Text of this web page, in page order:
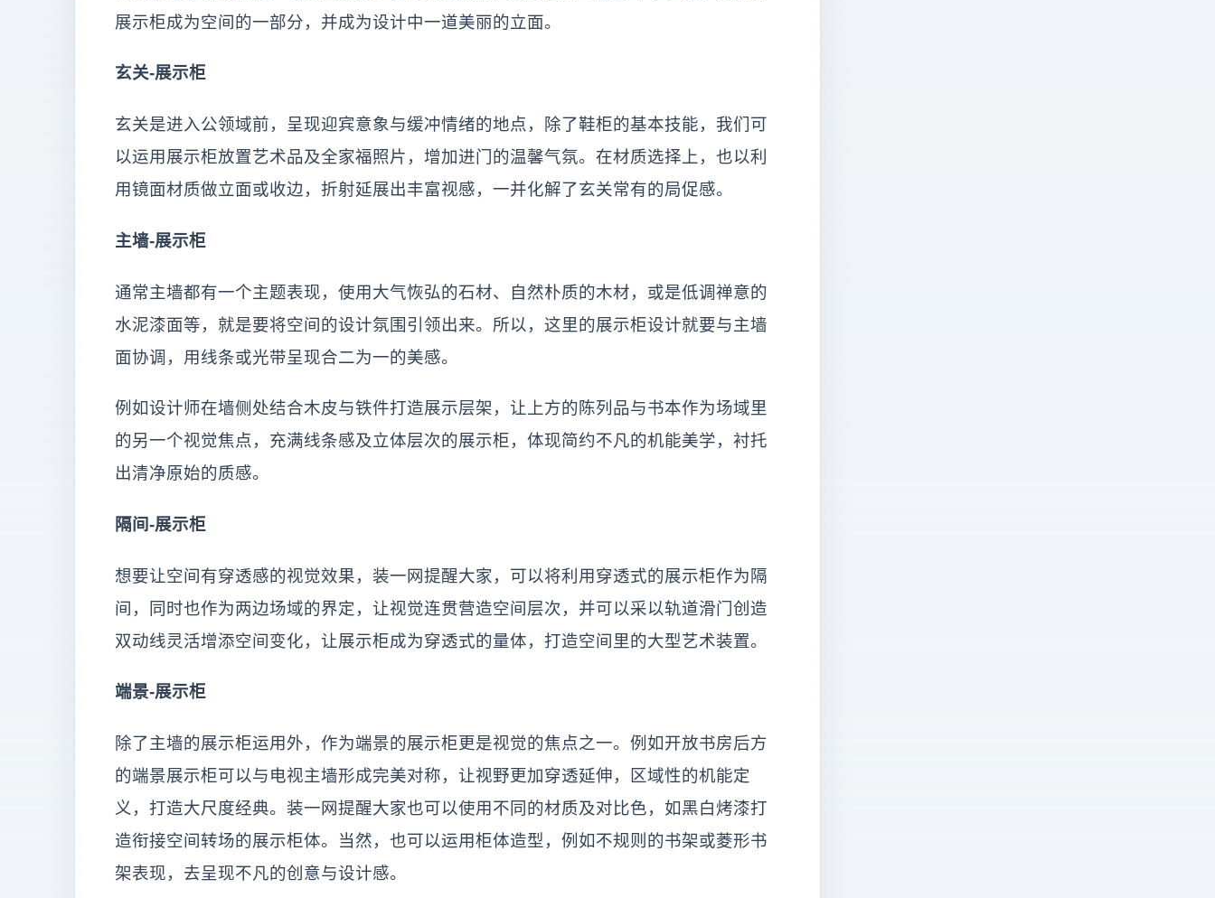
展示柜成为空间的一部分，并成为设计中一道美丽的立面。
玄关-展示柜
玄关是进入公领域前，呈现迎宾意象与缓冲情绪的地点，除了鞋柜的基本技能，我们可
以运用展示柜放置艺术品及全家福照片，增加进门的温馨气氛。在材质选择上，也以利
用镜面材质做立面或收边，折射延展出丰富视感，一并化解了玄关常有的局促感。
主墙-展示柜
通常主墙都有一个主题表现，使用大气恢弘的石材、自然朴质的木材，或是低调禅意的
水泥漆面等，就是要将空间的设计氛围引领出来。所以，这里的展示柜设计就要与主墙
面协调，用线条或光带呈现合二为一的美感。
例如设计师在墙侧处结合木皮与铁件打造展示层架，让上方的陈列品与书本作为场域里
的另一个视觉焦点，充满线条感及立体层次的展示柜，体现简约不凡的机能美学，衬托
出清净原始的质感。
隔间-展示柜
想要让空间有穿透感的视觉效果，装一网提醒大家，可以将利用穿透式的展示柜作为隔
间，同时也作为两边场域的界定，让视觉连贯营造空间层次，并可以采以轨道滑门创造
双动线灵活增添空间变化，让展示柜成为穿透式的量体，打造空间里的大型艺术装置。
端景-展示柜
除了主墙的展示柜运用外，作为端景的展示柜更是视觉的焦点之一。例如开放书房后方
的端景展示柜可以与电视主墙形成完美对称，让视野更加穿透延伸，区域性的机能定
义，打造大尺度经典。装一网提醒大家也可以使用不同的材质及对比色，如黑白烤漆打
造衔接空间转场的展示柜体。当然，也可以运用柜体造型，例如不规则的书架或菱形书
架表现，去呈现不凡的创意与设计感。